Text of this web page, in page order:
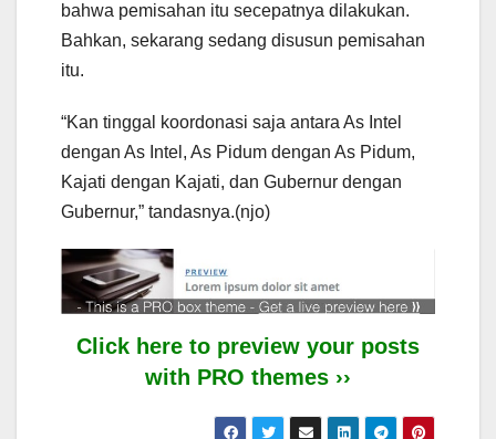
bahwa pemisahan itu secepatnya dilakukan.
Bahkan, sekarang sedang disusun pemisahan
itu.
“Kan tinggal koordonasi saja antara As Intel
dengan As Intel, As Pidum dengan As Pidum,
Kajati dengan Kajati, dan Gubernur dengan
Gubernur,” tandasnya.(njo)
Click here to preview your posts
with PRO themes ››